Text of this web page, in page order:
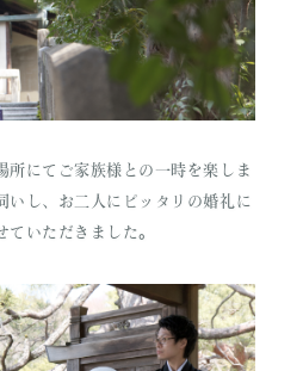
所にてご家族様との一時を楽しま
いし、お二人にピッタリの婚礼に
いただきました。